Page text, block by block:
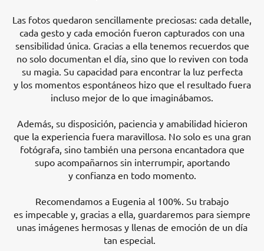
Las fotos quedaron sencillamente preciosas: cada detalle,
cada gesto y cada emoción fueron capturados con una
sensibilidad única. Gracias a ella tenemos recuerdos que
no solo documentan el día, sino que lo reviven con toda
su magia. Su capacidad para encontrar la luz perfecta
y los momentos espontáneos hizo que el resultado fuera
incluso mejor de lo que imaginábamos.
Además, su disposición, paciencia y amabilidad hicieron
que la experiencia fuera maravillosa. No solo es una gran
fotógrafa, sino también una persona encantadora que
supo acompañarnos sin interrumpir, aportando
y confianza en todo momento.
Recomendamos a Eugenia al 100%. Su trabajo
es impecable y, gracias a ella, guardaremos para siempre
unas imágenes hermosas y llenas de emoción de un día
tan especial.